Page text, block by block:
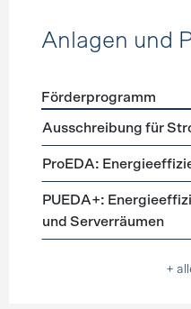
Anlagen und
Förderprogramme
Förderprogramm
Ausschreibung für
ProEDA:
PUEDA+:
und Serverräumen
+